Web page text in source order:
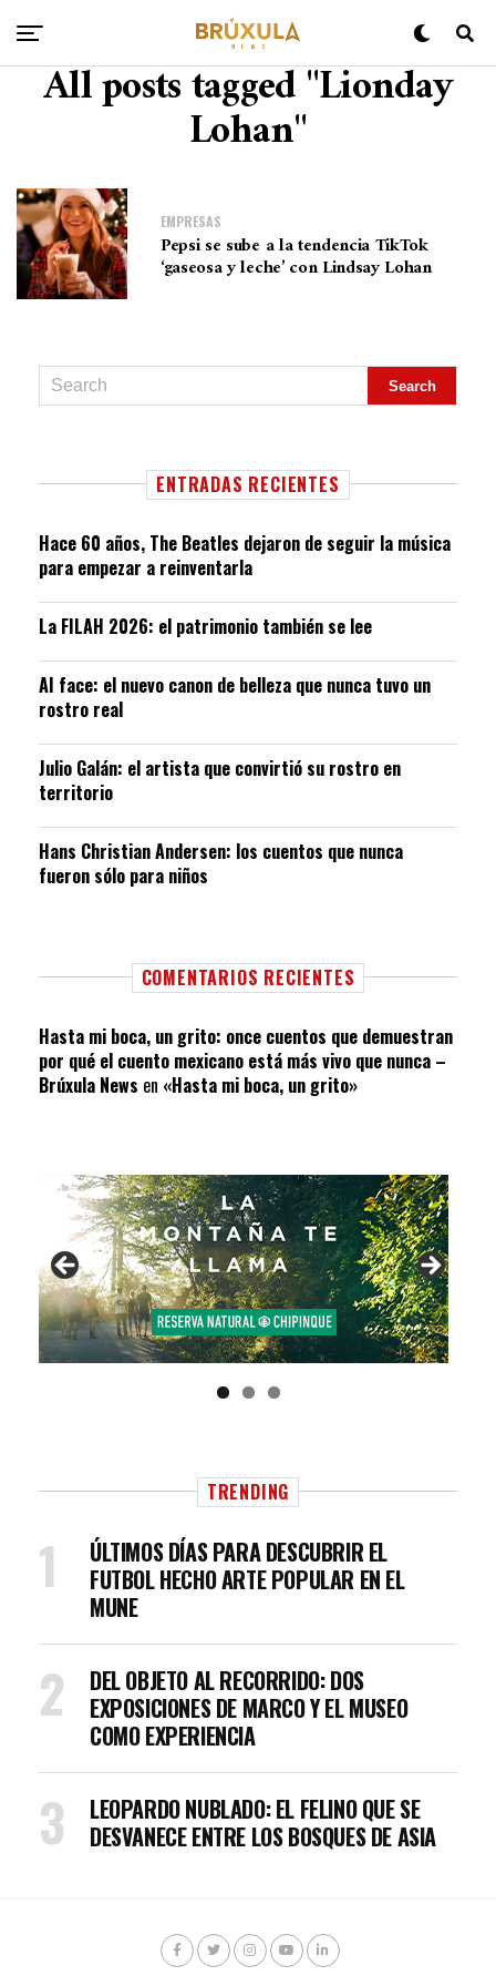
All posts tagged "Lionday
Lohan"
EMPRESAS
Pepsi se sube a la tendencia TikTok
‘gaseosa y leche’ con Lindsay Lohan
ENTRADAS RECIENTES
Hace 60 años, The Beatles dejaron de seguir la música
para empezar a reinventarla
La FILAH 2026: el patrimonio también se lee
AI face: el nuevo canon de belleza que nunca tuvo un
rostro real
Julio Galán: el artista que convirtió su rostro en
territorio
Hans Christian Andersen: los cuentos que nunca
fueron sólo para niños
COMENTARIOS RECIENTES
Hasta mi boca, un grito: once cuentos que demuestran
por qué el cuento mexicano está más vivo que nunca –
Brúxula News en «Hasta mi boca, un grito»
TRENDING
ÚLTIMOS DÍAS PARA DESCUBRIR EL
FUTBOL HECHO ARTE POPULAR EN EL
MUNE
DEL OBJETO AL RECORRIDO: DOS
EXPOSICIONES DE MARCO Y EL MUSEO
COMO EXPERIENCIA
LEOPARDO NUBLADO: EL FELINO QUE SE
DESVANECE ENTRE LOS BOSQUES DE ASIA